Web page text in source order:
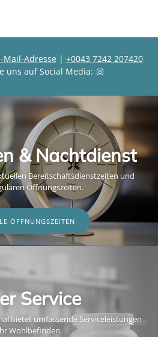
Mail-Adresse | +0043 7242 207420
uns auf Social Media:
& Nachtdienst
Bereitschaftsdienstzeiten und
Öffnungszeiten.
ÖFFNUNGSZEITEN
Service
bietet umfassende Serviceleistungen
Wohlbefinden.